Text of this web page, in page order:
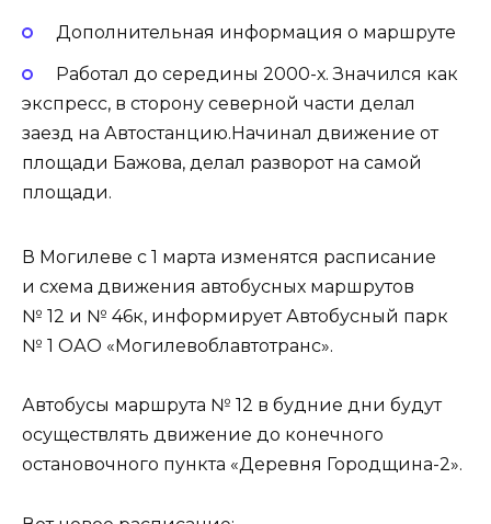
Дополнительная информация о маршруте
Работал до середины 2000-х. Значился как
экспресс, в сторону северной части делал
заезд на Автостанцию.Начинал движение от
площади Бажова, делал разворот на самой
площади.
В Могилеве с 1 марта изменятся расписание
и схема движения автобусных маршрутов
№ 12 и № 46к, информирует Автобусный парк
№ 1 ОАО «Могилевоблавтотранс».
Автобусы маршрута № 12 в будние дни будут
осуществлять движение до конечного
остановочного пункта «Деревня Городщина-2».